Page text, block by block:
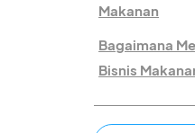
Makanan
Bagaimana
Bisnis